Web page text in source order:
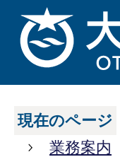
現在のページ
業務案内